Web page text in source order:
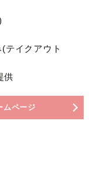
テイクアウト
供
ムページ